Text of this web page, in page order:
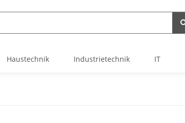
Haustechnik Industrietechnik IT